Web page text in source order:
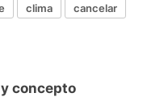
clima
cancelar
concepto